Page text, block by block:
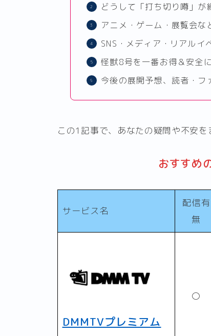
どうして「打ち切り噂」
アニメ・ゲーム・展覧会な
SNS・メディア・リアルイ
怪獣8号を一番お得＆安全
今後の展開予想、読者・フ
この1記事で、あなたの疑問や不安を
おすすめ
サービス名
配信有
無
DMMTVプレミアム
〇